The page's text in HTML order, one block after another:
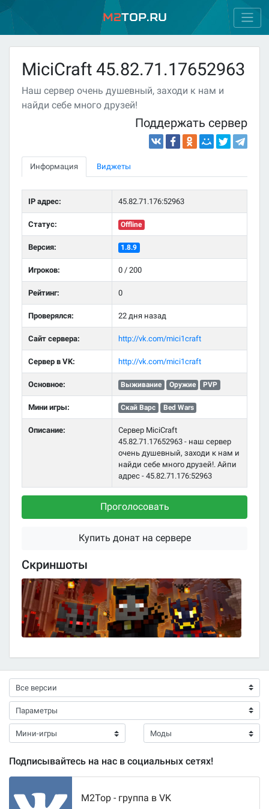
M2Top.ru
MiciCraft 45.82.71.17652963
Наш сервер очень душевный, заходи к нам и
найди себе много друзей!
Поддержать сервер
Информация Виджеты
IP адрес: 45.82.71.176:52963
Статус: Offline
Версия: 1.8.9
Игроков: 0 / 200
Рейтинг: 0
Проверялся: 22 дня назад
Сайт сервера: http://vk.com/mici1craft
Сервер в VK: http://vk.com/mici1craft
Основное: Выживание Оружие PVP
Мини игры: Скай Варс Bed Wars
Описание:
Сервер MiciCraft
45.82.71.17652963 - наш сервер
очень душевный, заходи к нам и
найди себе много друзей!. Айпи
адрес - 45.82.71.176:52963
Проголосовать
Купить донат на сервере
Скриншоты
Подписывайтесь на нас в социальных сетях!
M2Top - группа в VK